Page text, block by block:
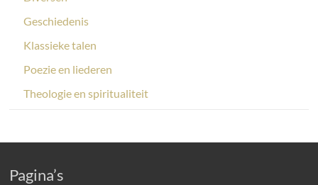
Geschiedenis
Klassieke talen
Poezie en liederen
Theologie en spiritualiteit
Pagina’s